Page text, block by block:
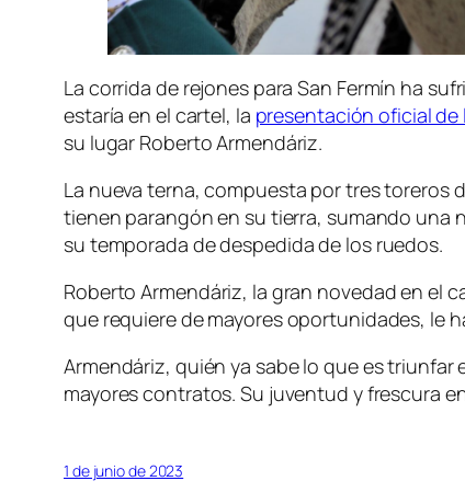
La corrida de rejones para San Fermín ha
estaría en el cartel, la presentación oficial de
su lugar Roberto Armendáriz.
La nueva terna, compuesta por tres toreros
tienen parangón en su tierra, sumando una
su temporada de despedida de los ruedos.
Roberto Armendáriz, la gran novedad en el
que requiere de mayores oportunidades, le
Armendáriz, quién ya sabe lo que es
mayores contratos. Su juventud y frescura
1 de junio de 2023